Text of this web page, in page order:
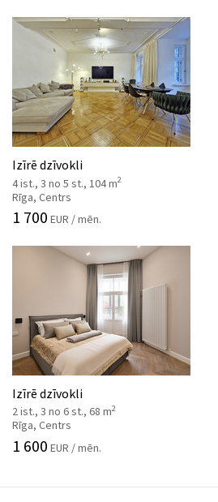
Izīrē dzīvokli
4 ist., 3 no 5 st., 104 m2
Rīga, Centrs
1 700 EUR / mēn.
Izīrē dzīvokli
2 ist., 3 no 6 st., 68 m2
Rīga, Centrs
1 600 EUR / mēn.